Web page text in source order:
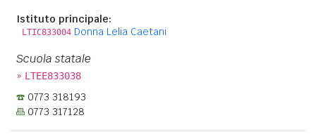
Istituto principale:
LTIC833004 Donna Lelia Caetani
Scuola statale
» LTEE833038
0773 318193
0773 317128